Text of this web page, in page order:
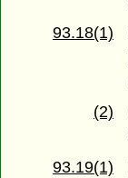
93.18(1)
(2)
93.19(1)